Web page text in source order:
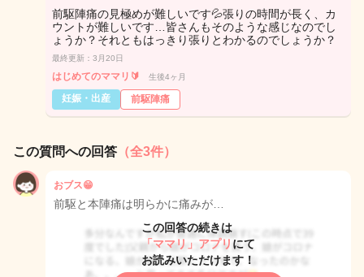
前駆陣痛の見極めが難しいです💦張りの時間が長く、カ
ウントが難しいです…皆さんもそのような感じなのでし
ょうか？それともはっきり張りとわかるのでしょうか？
最終更新：3月20日
はじめてのママリ🔰 生後4ヶ月
妊娠・出産 前駆陣痛
この質問への回答 （全3件）
おブス😁
前駆と本陣痛は明らかに痛みが…
この回答の続きは
「ママリ」アプリ にて
お読みいただけます！